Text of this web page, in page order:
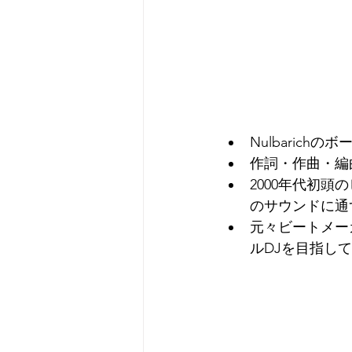
Nulbarichのボ
作詞・作曲・
2000年代初頭
のサウンドに
元々ビートメ
ルDJを目指し